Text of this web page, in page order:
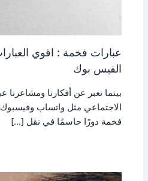
عبارات فخمة : اقوي
الفيس بوك
بينما نعبر عن أفكارنا ومشاعرنا
الاجتماعي مثل واتساب
فخمة دورًا حاسمًا في نقل […]